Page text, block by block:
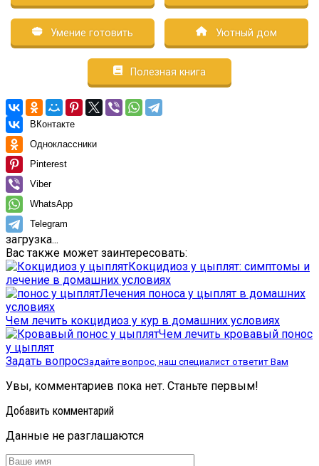
Умение готовить Уютный дом
Полезная книга
ВКонтакте
Одноклассники
Pinterest
Viber
WhatsApp
Telegram
загрузка...
Вас также может заинтересовать:
Кокцидиоз у цыплят: симптомы и
лечение в домашних условиях
Лечения поноса у цыплят в домашних
условиях
Чем лечить кокцидиоз у кур в домашних условиях
Чем лечить кровавый понос
у цыплят
Задать вопросЗадайте вопрос, наш специалист ответит Вам
Увы, комментариев пока нет. Станьте первым!
Добавить комментарий
Данные не разглашаются